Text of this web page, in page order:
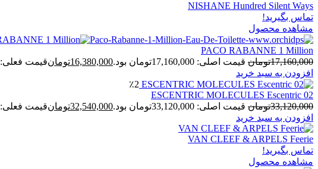
NISHANE Hundred Silent Ways
تماس بگیرید!
مشاهده محصول
PACO RABANNE 1 Million
17,160,000تومان قیمت اصلی: 17,160,000تومان بود. 16,380,000تومانقیمت فعلی: 16,380,000تومان.
افزودن به سبد خرید
٪2
ESCENTRIC MOLECULES Escentric 02
33,120,000تومان قیمت اصلی: 33,120,000تومان بود. 32,540,000تومانقیمت فعلی: 32,540,000تومان.
افزودن به سبد خرید
VAN CLEEF & ARPELS Feerie
تماس بگیرید!
مشاهده محصول